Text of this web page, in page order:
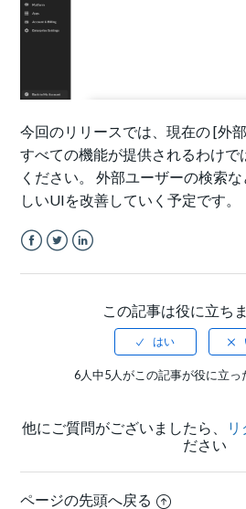
今回のリリースでは、現在の [外
すべての機能が提供されるわけで
ください。 外部ユーザーの検索
しいUIを改善していく予定です。
この記事は役に立ち
6人中5人がこの記事が役に立っ
他にご質問がございましたら、
ださい
ページの先頭へ戻る